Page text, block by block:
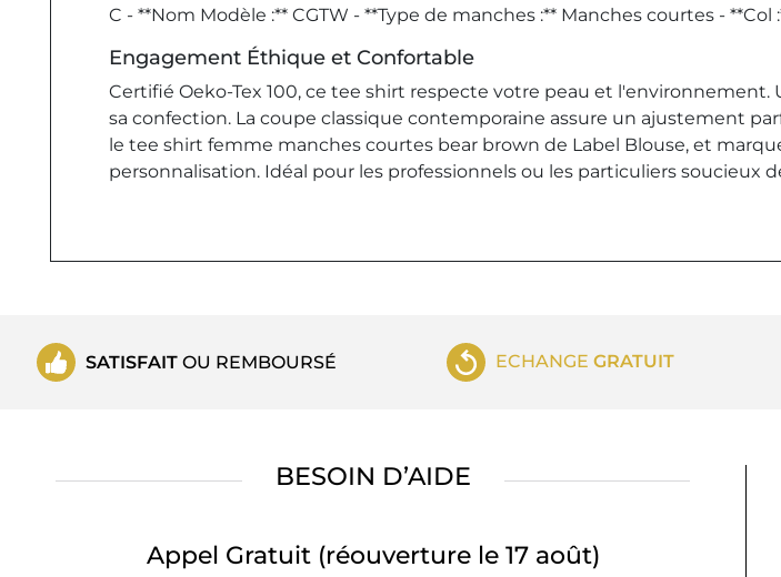
C - **Nom Modèle :** CGTW - **Type de manches :** Manches courtes - **Col
Engagement Éthique et Confortable
Certifié Oeko-Tex 100, ce tee shirt respecte votre peau et
sa confection. La coupe classique contemporaine assure un ajustement
le tee shirt femme manches courtes bear brown de Label Blouse, et
personnalisation. Idéal pour les professionnels ou les particuliers soucieux
SATISFAIT OU REMBOURSÉ ECHANGE GRATUIT
BESOIN D’AIDE
Appel Gratuit (réouverture le 17 août)